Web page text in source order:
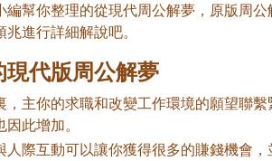
編幫你整理的從現代周公解夢，原版周
進行詳細解說吧。
代版周公解夢
，主你的求職和改變工作環境的願望聯
此增加。
人際互動可以讓你獲得很多的賺錢機會